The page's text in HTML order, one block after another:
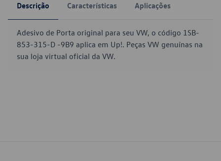
Descrição Características Aplicações
Adesivo de Porta original para seu VW, o código 1SB-
853-315-D -9B9 aplica em Up!. Peças VW genuínas na
sua loja virtual oficial da VW.